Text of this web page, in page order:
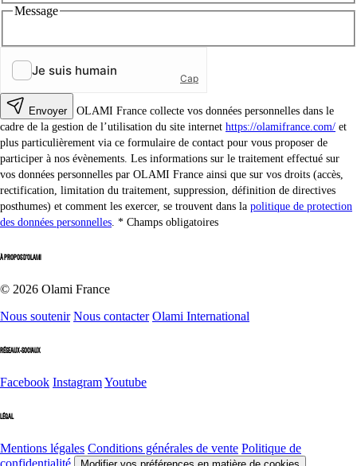
Message
Envoyer
OLAMI France collecte vos données personnelles dans le
cadre de la gestion de l’utilisation du site internet https://olamifrance.com/ et
plus particulièrement via ce formulaire de contact pour vous proposer de
participer à nos évènements. Les informations sur le traitement effectué sur
vos données personnelles par OLAMI France ainsi que sur vos droits (accès,
rectification, limitation du traitement, suppression, définition de directives
posthumes) et comment les exercer, se trouvent dans la politique de protection
des données personnelles. Champs obligatoires
À PROPOS D'OLAMI
© 2026 Olami France
Nous soutenir Nous contacter Olami International
RÉSEAUX-SOCIAUX
Facebook InstagramYoutube
LÉGAL
Mentions légales Conditions générales de vente Politique de
confidentialité